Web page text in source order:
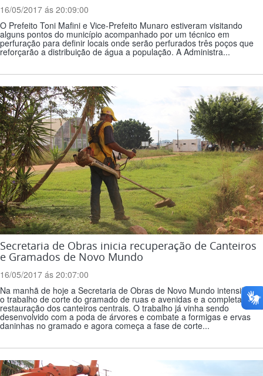
16/05/2017 ás 20:09:00
O Prefeito Toni Mafini e Vice-Prefeito Munaro estiveram visitando
alguns pontos do município acompanhado por um técnico em
perfuração para definir locais onde serão perfurados três poços que
reforçarão a distribuição de água a população. A Administra...
Secretaria de Obras inicia recuperação de Canteiros
e Gramados de Novo Mundo
16/05/2017 ás 20:07:00
Na manhã de hoje a Secretaria de Obras de Novo Mundo intensificou
o trabalho de corte do gramado de ruas e avenidas e a completa
restauração dos canteiros centrais. O trabalho já vinha sendo
desenvolvido com a poda de árvores e combate a formigas e ervas
daninhas no gramado e agora começa a fase de corte...